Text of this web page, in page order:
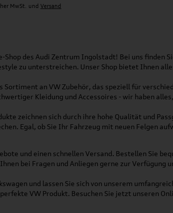
MwSt. und Versand
Shop des Audi Zentrum Ingolstadt! Bei uns finden
zu unterstreichen. Unser Shop bietet Ihnen
Sortiment an VW Zubehör, das speziell für
Kleidung und Accessoires - wir haben
zeichnen sich durch ihre hohe Qualität und
Egal, ob Sie Ihr Fahrzeug mit neuen Felgen
und einen schnellen Versand. Bestellen Sie
bei Fragen und Anliegen gerne zur Verfügung
und lassen Sie sich von unserem
VW Produkt. Besuchen Sie jetzt unseren